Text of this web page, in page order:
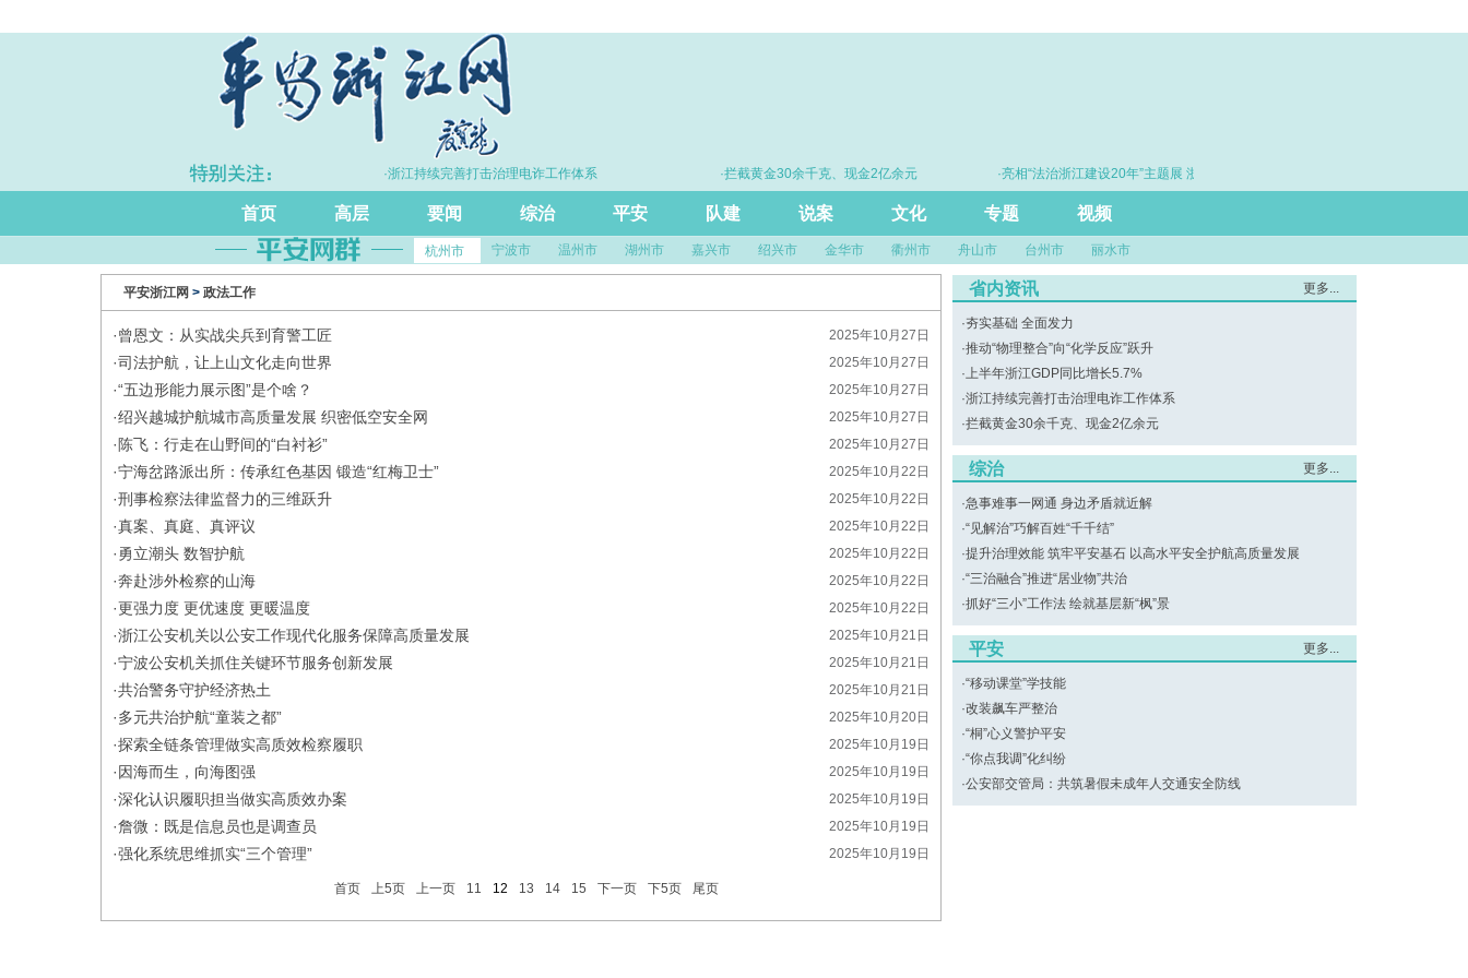
·上半年浙江GDP同比增长5.7% ·浙江持续完善打击治理电诈工作体系 ·拦截黄金30余千克、现金2亿余元
·亮相“法治浙江建设20年”主题展 浙江打造的这把“标
首页 高层 要闻 综治 平安 队建 说案 文化 专题 视频
杭州市 宁波市 温州市 湖州市 嘉兴市 绍兴市 金华市 衢州市 舟山市 台州市 丽水市
平安浙江网 > 政法工作
2025年10月27日
·曾恩文：从实战尖兵到育警工匠
2025年10月27日
·司法护航，让上山文化走向世界
2025年10月27日
·“五边形能力展示图”是个啥？
2025年10月27日
·绍兴越城护航城市高质量发展 织密低空安全网
2025年10月27日
· 陈飞：行走在山野间的“白衬衫”
2025年10月22日
·宁海岔路派出所：传承红色基因 锻造“红梅卫士”
2025年10月22日
·刑事检察法律监督力的三维跃升
2025年10月22日
·真案、真庭、真评议
2025年10月22日
·勇立潮头 数智护航
2025年10月22日
·奔赴涉外检察的山海
2025年10月22日
·更强力度 更优速度 更暖温度
2025年10月21日
·浙江公安机关以公安工作现代化服务保障高质量发展
2025年10月21日
·宁波公安机关抓住关键环节服务创新发展
2025年10月21日
·共治警务守护经济热土
2025年10月20日
·多元共治护航“童装之都”
2025年10月19日
·探索全链条管理做实高质效检察履职
2025年10月19日
·因海而生，向海图强
2025年10月19日
·深化认识履职担当做实高质效办案
2025年10月19日
·詹微：既是信息员也是调查员
2025年10月19日
·强化系统思维抓实“三个管理”
首页 上5页 上一页 11 12 13 14 15 下一页 下5页 尾页
省内资讯 更多...
·夯实基础 全面发力
·推动“物理整合”向“化学反应”跃升
·上半年浙江GDP同比增长5.7%
·浙江持续完善打击治理电诈工作体系
·拦截黄金30余千克、现金2亿余元
综治 更多...
·急事难事一网通 身边矛盾就近解
·“见解治”巧解百姓“千千结”
·提升治理效能 筑牢平安基石 以高水平安全护航高质量发展
·“三治融合”推进“居业物”共治
·抓好“三小”工作法 绘就基层新“枫”景
平安 更多...
·“移动课堂”学技能
·改装飙车严整治
·“桐”心义警护平安
·“你点我调”化纠纷
·公安部交管局：共筑暑假未成年人交通安全防线